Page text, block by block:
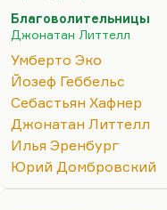
Благоволительницы
Джонатан Литтелл
Умберто Эко
Йозеф Геббельс
Себастьян Хафнер
Джонатан Литтелл
Илья Эренбург
Юрий Домбровский